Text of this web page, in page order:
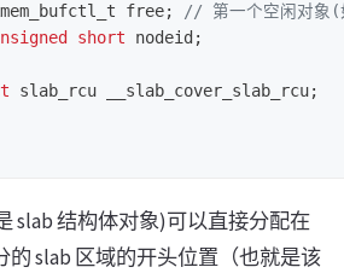
free;
// 第一个空闲对象(
short nodeid ;
slab_rcu __slab_cover_slab_rcu;
slab 结构体对象)可以直接分配在
的 slab 区域的开头位置（也就是该